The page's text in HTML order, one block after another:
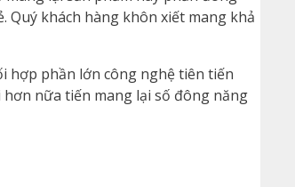
Quý khách hàng khôn xiết mang khả
hợp phần lớn công nghệ tiên tiến
hơn nữa tiến mang lại số đông năng